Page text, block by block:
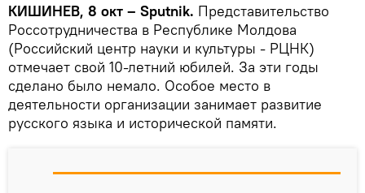
КИШИНЕВ, 8 окт – Sputnik. Представительство
Россотрудничества в Республике Молдова
(Российский центр науки и культуры - РЦНК)
отмечает свой 10-летний юбилей. За эти годы
сделано было немало. Особое место в
деятельности организации занимает развитие
русского языка и исторической памяти.